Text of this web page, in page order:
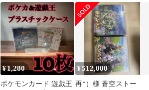
り】ポケモンカード
蒼空ストリーム 2BOX
¥1,280
ポケモンカード 遊戯王
¥512,000
再*）様 蒼空ストー